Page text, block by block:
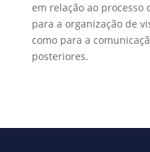
em relação ao processo
para a organização de
como para a
posteriores.